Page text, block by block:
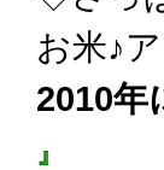
お米♪
2010年
』